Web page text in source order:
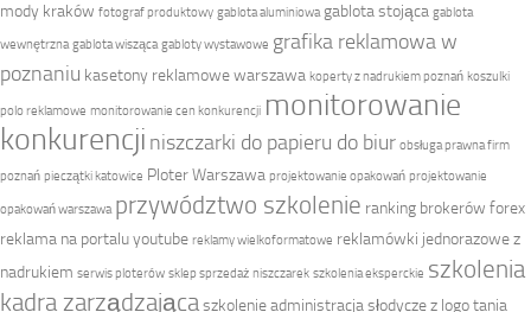
mody kraków fotograf produktowy gablota aluminiowa gablota stojąca gablota
wewnętrzna gablota wisząca gabloty wystawowe grafika reklamowa w
poznaniu kasetony reklamowe warszawa koperty z nadrukiem poznań koszulki
polo reklamowe monitorowanie cen konkurencji monitorowanie
konkurencji niszczarki do papieru do biur obsługa prawna firm
poznań pieczątki katowice Ploter Warszawa projektowanie opakowań projektowanie
opakowań warszawa przywództwo szkolenie ranking brokerów forex
reklama na portalu youtube reklamy wielkoformatowe reklamówki jednorazowe z
nadrukiem serwis ploterów sklep sprzedaż niszczarek szkolenia eksperckie szkolenia
kadra zarządzającaszkolenie administracjasłodycze z logotania